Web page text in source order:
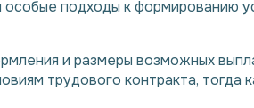
подходы к формированию
и размеры возможных
трудового контракта, тогда